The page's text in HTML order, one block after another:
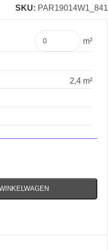
SKU: PAR19014W1_841
m²
2,4 m²